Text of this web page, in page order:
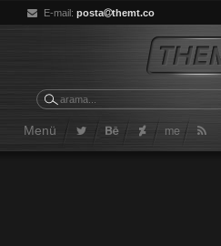
E-mail: posta themt.co
Menü me